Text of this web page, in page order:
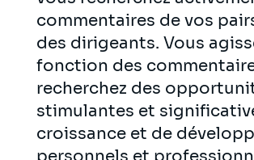
commentaires de vos
des dirigeants. Vous
fonction des
recherchez des
stimulantes et
croissance et de